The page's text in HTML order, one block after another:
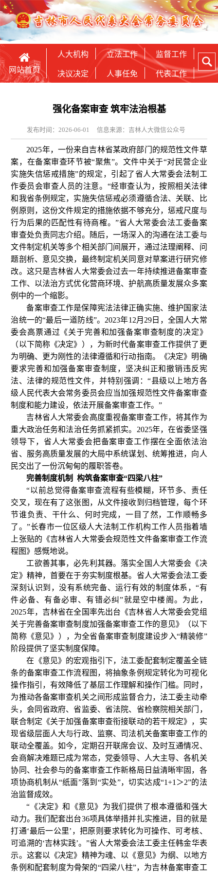
网站首页
人大机构 立法工作 监督工作
决议决定 人事任免 代表工作
强化备案审查 筑牢法治根基
发布时间：2026-06-01 信息来源：吉林人大微信公众号
2025年，一份来自吉林省某政府部门的规范性文件草
案，在备案审查环节被“聚焦”。文件中关于“对民营企业
实施失信惩戒措施”的规定，引起了省人大常委会法制工
作委员会审查人员的注意。“经审查认为，按照相关法律
和我省条例规定，实施失信惩戒必须遵循合法、关联、比
例原则，这份文件规定的措施依据不够充分，惩戒尺度与
行为后果的匹配性有待商榷。”省人大常委会法工委备案
审查处负责同志介绍。随后，一场深入的沟通在法工委与
文件制定机关等多个相关部门间展开，通过法理阐释、问
题剖析、意见交换，最终制定机关同意对草案进行研究修
改。这只是吉林省人大常委会过去一年持续推进备案审查
工作、以法治方式优化营商环境、护航高质量发展众多案
例中的一个缩影。
备案审查工作是保障宪法法律正确实施、维护国家法
治统一的“最后一道防线”。2023年12月29日，全国人大常
委会高票通过《关于完善和加强备案审查制度的决定》
（以下简称《决定》），为新时代备案审查工作提供了更
为明确、更为刚性的法律遵循和行动指南。《决定》明确
要求完善和加强备案审查制度，坚决纠正和撤销违反宪
法、法律的规范性文件，并特别强调：“县级以上地方各
级人民代表大会常务委员会应当加强规范性文件备案审查
制度和能力建设，依法开展备案审查工作。”
吉林省人大常委会高度重视备案审查工作，将其作为
重大政治任务和法治任务抓紧抓实。2025年，在省委坚强
领导下，省人大常委会把备案审查工作摆在全面依法治
省、服务高质量发展的大局中系统谋划、统筹推进，向人
民交出了一份沉甸甸的履职答卷。
完善制度机制 构筑备案审查“四梁八柱”
“以前总觉得备案审查流程有些模糊，环节多、责任
交叉，现在有了这张图，从文件接收到归档管理，每个环
节谁负责、干什么、何时完成，一目了然，工作顺畅多
了。”长春市一位区级人大法制工作机构工作人员指着墙
上张贴的《吉林省人大常委会规范性文件备案审查工作流
程图》感慨地说。
工欲善其事，必先利其器。落实全国人大常委会《决
定》精神，首要在于夯实制度根基。省人大常委会法工委
深刻认识到，没有系统完备、运行有效的制度体系，“有
件必备、有备必审、有错必纠”就是空中楼阁。为此，
2025年，吉林省在全国率先出台《吉林省人大常委会党组
关于完善备案审查制度加强备案审查工作的意见》（以下
简称《意见》），为全省备案审查制度建设步入“精装修”
阶段提供了坚实制度保障。
在《意见》的宏观指引下，法工委配套制定覆盖全链
条的备案审查工作流程图，将抽象条例规定转化为可视化
操作指引，有效降低了基层工作理解和操作门槛。同时，
为推动各备案审查机关之间形成监督合力，法工委主动牵
头，会同省政府、省监委、省法院、省检察院相关部门，
联合制定《关于加强备案审查衔接联动的若干规定》，实
现省级层面人大与行政、监察、司法机关备案审查工作的
联动全覆盖。如今，定期召开联席会议、及时互通情况、
会商解决难题已成为常态，党委领导、人大主导、各机关
协同、社会参与的备案审查工作新格局日益清晰牢固，各
项协商机制从“纸面”落到“实处”，切实达成“1+1＞2”的法
治监督成效。
“《决定》和《意见》为我们提供了根本遵循和强大
动力。我们配套出台36项具体举措并扎实推进，目的就是
打通‘最后一公里’，把原则要求转化为可操作、可考核、
可追溯的‘吉林实践’。”省人大常委会法工委主任韩金华表
示。这套以《决定》精神为魂、以《意见》为纲、以地方
条例和配套制度为骨架的“四梁八柱”，为吉林备案审查工